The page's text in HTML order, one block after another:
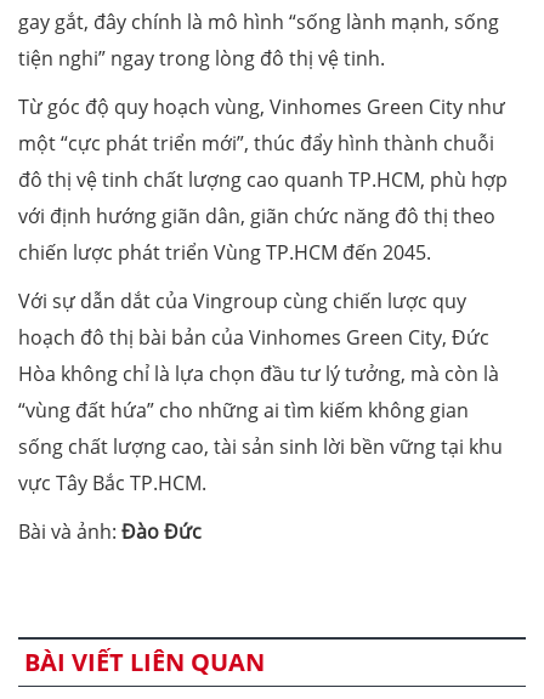
gay gắt, đây chính là mô hình “sống lành mạnh, sống
tiện nghi” ngay trong lòng đô thị vệ tinh.
Từ góc độ quy hoạch vùng, Vinhomes Green City như
một “cực phát triển mới”, thúc đẩy hình thành chuỗi
đô thị vệ tinh chất lượng cao quanh TP.HCM, phù hợp
với định hướng giãn dân, giãn chức năng đô thị theo
chiến lược phát triển Vùng TP.HCM đến 2045.
Với sự dẫn dắt của Vingroup cùng chiến lược quy
hoạch đô thị bài bản của Vinhomes Green City, Đức
Hòa không chỉ là lựa chọn đầu tư lý tưởng, mà còn là
“vùng đất hứa” cho những ai tìm kiếm không gian
sống chất lượng cao, tài sản sinh lời bền vững tại khu
vực Tây Bắc TP.HCM.
Bài và ảnh: Đào Đức
BÀI VIẾT LIÊN QUAN